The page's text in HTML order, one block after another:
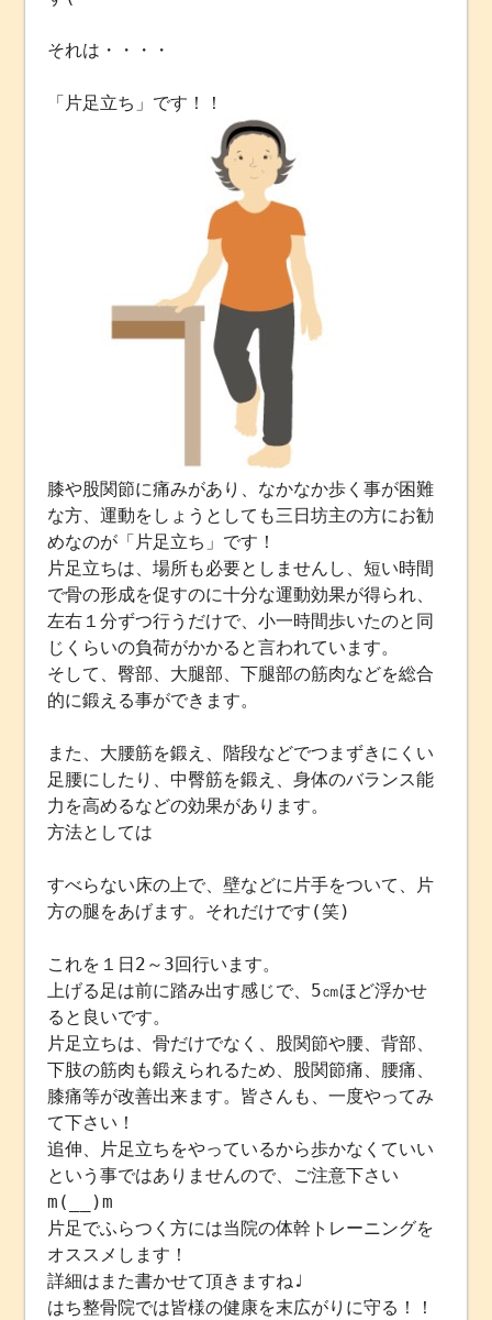
それは・・・・
「片足立ち」です！！
膝や股関節に痛みがあり、なかなか歩く事が困難
な方、運動をしょうとしても三日坊主の方にお勧
めなのが「片足立ち」です！
片足立ちは、場所も必要としませんし、短い時間
で骨の形成を促すのに十分な運動効果が得られ、
左右１分ずつ行うだけで、小一時間歩いたのと同
じくらいの負荷がかかると言われています。
そして、臀部、大腿部、下腿部の筋肉などを総合
的に鍛える事ができます。
また、大腰筋を鍛え、階段などでつまずきにくい
足腰にしたり、中臀筋を鍛え、身体のバランス能
力を高めるなどの効果があります。
方法としては
すべらない床の上で、壁などに片手をついて、片
方の腿をあげます。それだけです(笑)
これを１日2～3回行います。
上げる足は前に踏み出す感じで、5㎝ほど浮かせ
ると良いです。
片足立ちは、骨だけでなく、股関節や腰、背部、
下肢の筋肉も鍛えられるため、股関節痛、腰痛、
膝痛等が改善出来ます。皆さんも、一度やってみ
て下さい！
追伸、片足立ちをやっているから歩かなくていい
という事ではありませんので、ご注意下さい
m(__)m
片足でふらつく方には当院の体幹トレーニングを
オススメします！
詳細はまた書かせて頂きますね♩
はち整骨院では皆様の健康を末広がりに守る！！